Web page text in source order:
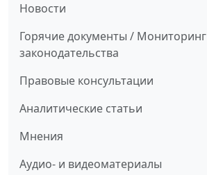
Новости
Горячие документы / Мониторинг
законодательства
Правовые консультации
Аналитические статьи
Мнения
Аудио- и видеоматериалы